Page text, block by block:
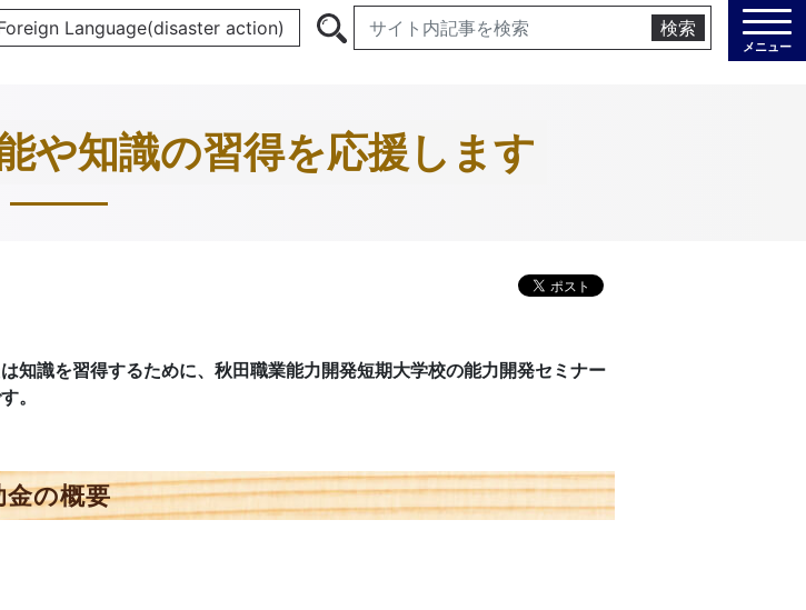
Language(disaster action) 検索
メニュー
や知識の習得を応援します
知識を習得するために、秋田職業能力開発短期大学校の能力開発セミナー
。
金の概要